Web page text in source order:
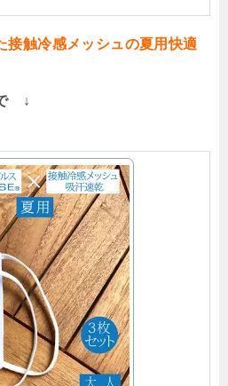
接触冷感メッシュの夏用快適
↓